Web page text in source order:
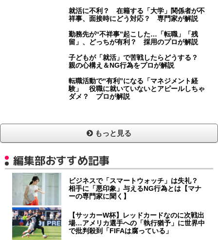
就活に不利？ 在籍する「大学」関係者が不
祥事、面接時にどう対応？ 専門家が解説
勤務先が“不祥事”起こした…「転職」「残
留」、どっちが有利？ 採用のプロが解説
子どもが「就活」で苦戦したらどうする？
親の心構え＆NG行為をプロが解説
転職活動で“有利”になる「マネジメント経
験」 役職に就いていないとアピールしちゃ
ダメ？ プロが解説
もっと見る
編集部おすすめ記事
ビジネスで「スマートウォッチ」は失礼？
相手に「悪印象」与えるNG行為とは【マナ
ーの専門家に聞く】
【サッカーW杯】レッドカードなのに次戦出
場…アメリカ選手への「執行猶予」に世界中
で批判殺到「FIFAは腐っている」